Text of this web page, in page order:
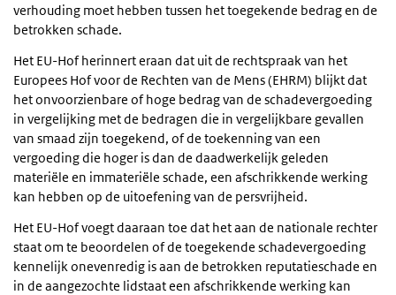
verhouding moet hebben tussen het toegekende bedrag en de
betrokken schade.
Het EU-Hof herinnert eraan dat uit de rechtspraak van het
Europees Hof voor de Rechten van de Mens (EHRM) blijkt dat
het onvoorzienbare of hoge bedrag van de schadevergoeding
in vergelijking met de bedragen die in vergelijkbare gevallen
van smaad zijn toegekend, of de toekenning van een
vergoeding die hoger is dan de daadwerkelijk geleden
materiële en immateriële schade, een afschrikkende werking
kan hebben op de uitoefening van de persvrijheid.
Het EU-Hof voegt daaraan toe dat het aan de nationale rechter
staat om te beoordelen of de toegekende schadevergoeding
kennelijk onevenredig is aan de betrokken reputatieschade en
in de aangezochte lidstaat een afschrikkende werking kan